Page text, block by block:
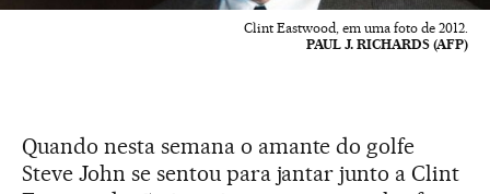
Clint Eastwood, em uma foto de 2012.
PAUL J. RICHARDS (AFP)
Quando nesta semana o amante do golfe
Steve John se sentou para jantar junto a Clint